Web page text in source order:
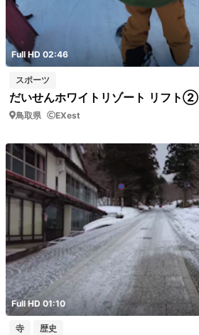
Full HD 02:46
スポーツ
だいせんホワイトリゾート リフト②
鳥取県 EXest
Full HD 01:10
寺 歴史